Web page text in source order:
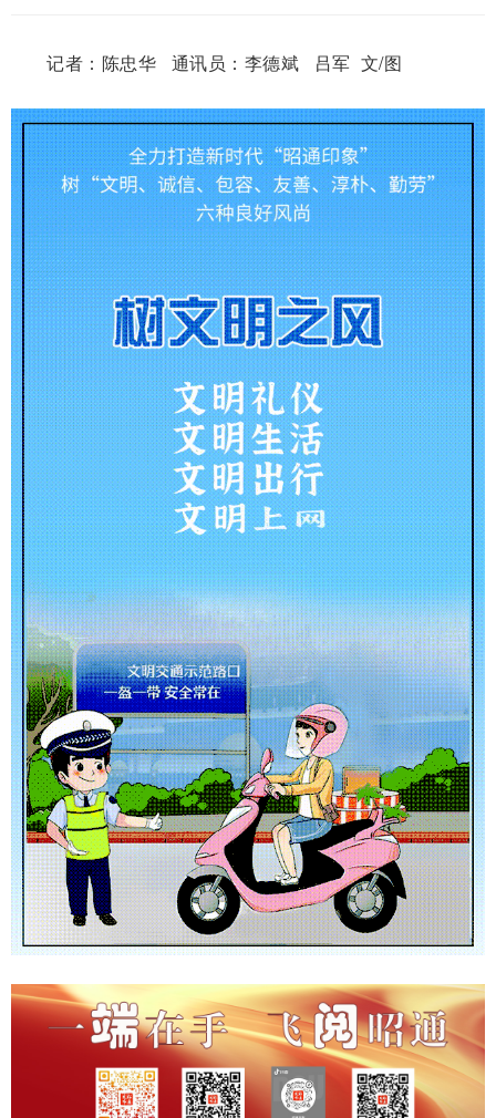
记者：陈忠华 通讯员：李德斌 吕军 文/图